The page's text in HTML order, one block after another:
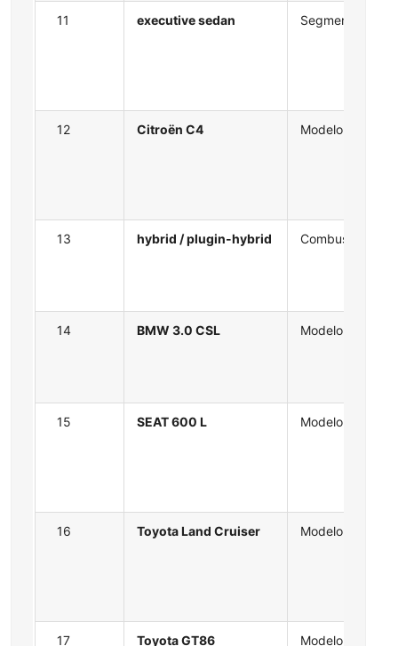
11 executive sedan Segmento
12 Citroën C4 Modelo
13 hybrid / plugin-hybrid Combustible
14 BMW 3.0 CSL Modelo
15 SEAT 600 L Modelo
16 Toyota Land Cruiser Modelo
17 Toyota GT86 Modelo